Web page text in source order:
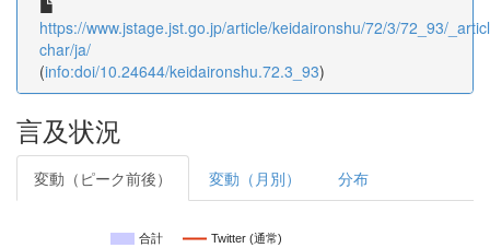
https://www.jstage.jst.go.jp/article/keidaironshu/72/3/72_93/
char/ja/
(info:doi/10.24644/keidaironshu.72.3_93)
言及状況
変動（ピーク前後） 変動（月別） 分布
合計 Twitter (通常)